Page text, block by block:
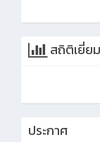
สถิติเยี่ย
ประกาศ